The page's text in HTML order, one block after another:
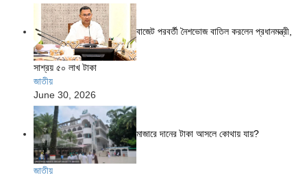
বাজেট পরবর্তী নৈশভোজ বাতিল করলেন প্রধানমন্ত্রী,
সাশ্রয় ৫০ লাখ টাকা
জাতীয়
June 30, 2026
মাজারে দানের টাকা আসলে কোথায় যায়?
জাতীয়